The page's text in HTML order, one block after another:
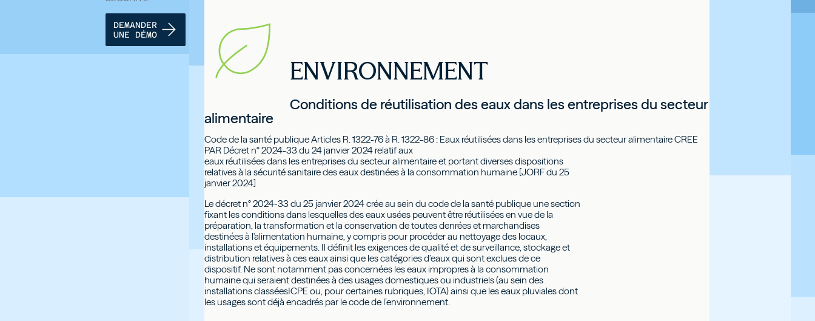
DEMANDER
UNE DÉMO
ENVIRONNEMENT
Conditions de réutilisation des eaux dans les entreprises du secteur
alimentaire
Code de la santé publique Articles R. 1322-76 à R. 1322-86 : Eaux réutilisées dans les entreprises du secteur alimentaire CREE
PAR Décret n° 2024-33 du 24 janvier 2024 relatif aux
eaux réutilisées dans les entreprises du secteur alimentaire et portant diverses dispositions
relatives à la sécurité sanitaire des eaux destinées à la consommation humaine [JORF du 25
janvier 2024]
Le décret n° 2024-33 du 25 janvier 2024 crée au sein du code de la santé publique une section
fixant les conditions dans lesquelles des eaux usées peuvent être réutilisées en vue de la
préparation, la transformation et la conservation de toutes denrées et marchandises
destinées à l'alimentation humaine, y compris pour procéder au nettoyage des locaux,
installations et équipements. Il définit les exigences de qualité et de surveillance, stockage et
distribution relatives à ces eaux ainsi que les catégories d’eaux qui sont exclues de ce
dispositif. Ne sont notamment pas concernées les eaux impropres à la consommation
humaine qui seraient destinées à des usages domestiques ou industriels (au sein des
installations classéesICPE ou, pour certaines rubriques, IOTA) ainsi que les eaux pluviales dont
les usages sont déjà encadrés par le code de l’environnement.